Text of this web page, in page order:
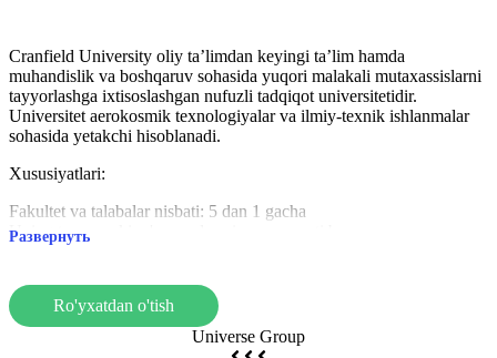
Cranfield University oliy ta’limdan keyingi ta’lim hamda
muhandislik va boshqaruv sohasida yuqori malakali mutaxassislarni
tayyorlashga ixtisoslashgan nufuzli tadqiqot universitetidir.
Universitet aerokosmik texnologiyalar va ilmiy-texnik ishlanmalar
sohasida yetakchi hisoblanadi.
Xususiyatlari:
Fakultet va talabalar nisbati: 5 dan 1 gacha
Uning texnoparki, o'z aerodromi va aeroporti bor.
Aksariyat talabalar 30 yoshdan oshgan
Fakultetlar:
Aerokosmik, transport va ishlab chiqarish maktabi
Suv, energetika, atrof-muhit va qishloq xo'jaligi maktabi
Развернуть
Ro'yxatdan o'tish
Universe Group